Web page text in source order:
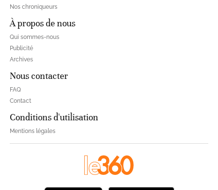
Nos chroniqueurs
À propos de nous
Qui sommes-nous
Publicité
Archives
Nous contacter
FAQ
Contact
Conditions d'utilisation
Mentions légales